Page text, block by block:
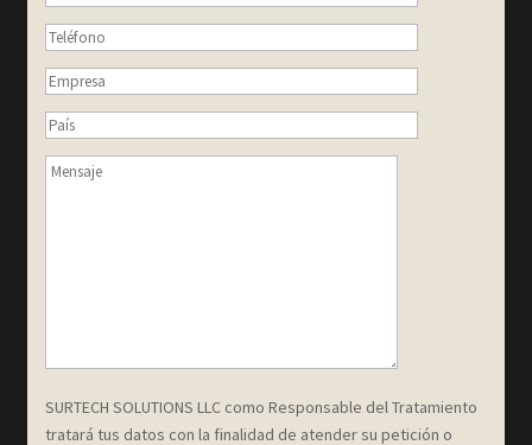
SURTECH SOLUTIONS LLC como Responsable del Tratamiento
tratará tus datos con la finalidad de atender su petición o